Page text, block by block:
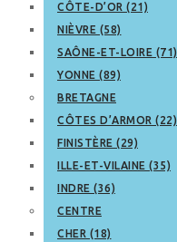
CÔTE-D’OR (21)
NIÈVRE (58)
SAÔNE-ET-LOIRE (71)
YONNE (89)
BRETAGNE
CÔTES D’ARMOR (22)
FINISTÈRE (29)
ILLE-ET-VILAINE (35)
INDRE (36)
CENTRE
CHER (18)